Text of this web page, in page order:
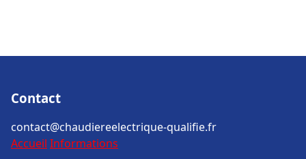
Contact
contact@chaudiereelectrique-qualifie.fr
Accueil Informations